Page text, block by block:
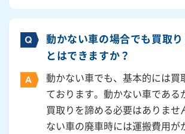
動かない車の場合でも買取
とはできますか？
動かない車でも、基本的には買
ております。動かない車である
買取りを諦める必要はありませ
ない車の廃車時には運搬費用が